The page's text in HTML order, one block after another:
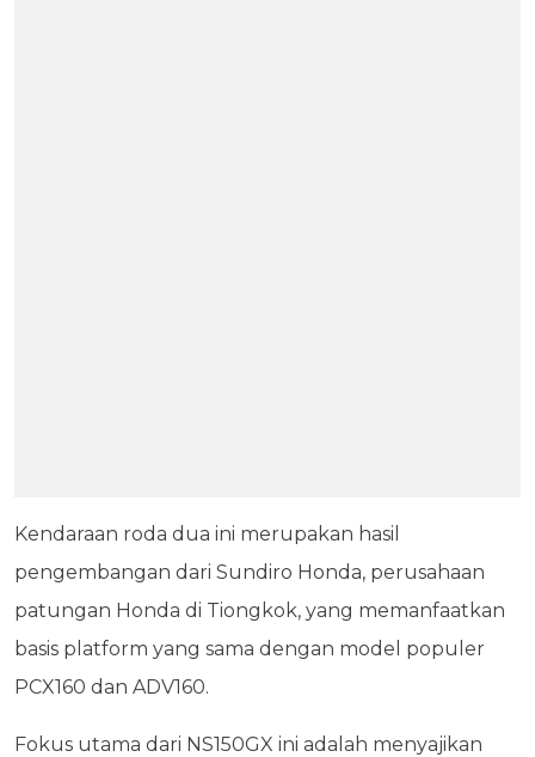
Kendaraan roda dua ini merupakan hasil
pengembangan dari Sundiro Honda, perusahaan
patungan Honda di Tiongkok, yang memanfaatkan
basis platform yang sama dengan model populer
PCX160 dan ADV160.
Fokus utama dari NS150GX ini adalah menyajikan